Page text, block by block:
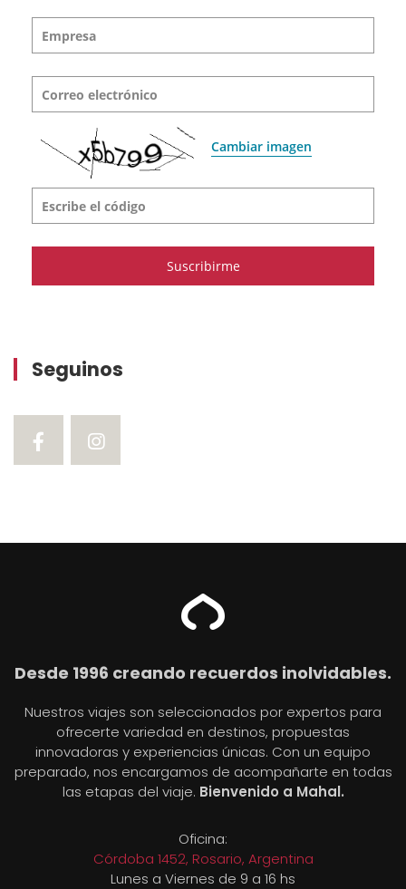
Empresa
Correo electrónico
Cambiar imagen
Escribe el código
Seguinos
Desde 1996 creando recuerdos inolvidables.
Nuestros viajes son seleccionados por expertos para
ofrecerte variedad en destinos, propuestas
innovadoras y experiencias únicas. Con un equipo
preparado, nos encargamos de acompañarte en todas
las etapas del viaje. Bienvenido a Mahal.
Oficina:
Córdoba 1452, Rosario, Argentina
Lunes a Viernes de 9 a 16 hs